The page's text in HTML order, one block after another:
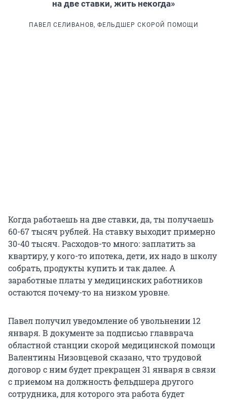
на две ставки, жить некогда»
ПАВЕЛ СЕЛИВАНОВ, ФЕЛЬДШЕР СКОРОЙ ПОМОЩИ
Когда работаешь на две ставки, да, ты получаешь
60-67 тысяч рублей. На ставку выходит примерно
30-40 тысяч. Расходов-то много: заплатить за
квартиру, у кого-то ипотека, дети, их надо в школу
собрать, продукты купить и так далее. А
заработные платы у медицинских работников
остаются почему-то на низком уровне.
Павел получил уведомление об увольнении 12
января. В документе за подписью главврача
областной станции скорой медицинской помощи
Валентины Низовцевой сказано, что трудовой
договор с ним будет прекращен 31 января в связи
с приемом на должность фельдшера другого
сотрудника, для которого эта работа будет